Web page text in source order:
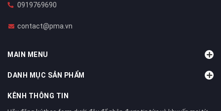
0919769690
contact@pma.vn
MAIN MENU
DANH MỤC SẢN PHẨM
KÊNH THÔNG TIN